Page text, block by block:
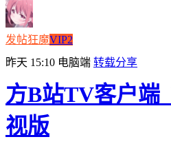
发帖狂魔VIP2
昨天 15:10 电脑端 转载分享
方B站TV客户端
视版